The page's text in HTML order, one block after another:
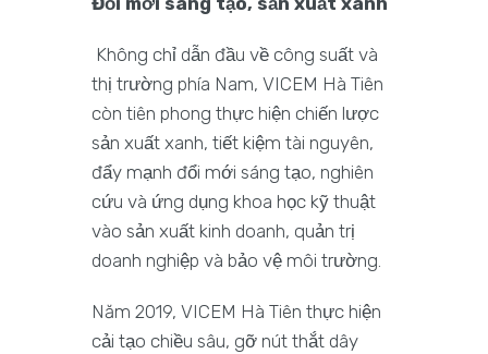
Không chỉ dẫn đầu về công suất và
thị trường phía Nam, VICEM Hà Tiên
còn tiên phong thực hiện chiến lược
sản xuất xanh, tiết kiệm tài nguyên,
đẩy mạnh đổi mới sáng tạo, nghiên
cứu và ứng dụng khoa học kỹ thuật
vào sản xuất kinh doanh, quản trị
doanh nghiệp và bảo vệ môi trường.
Năm 2019, VICEM Hà Tiên thực hiện
cải tạo chiều sâu, gỡ nút thắt dây